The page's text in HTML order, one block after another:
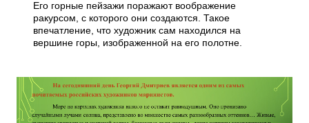
Его горные пейзажи поражают воображение
ракурсом, с которого они создаются. Такое
впечатление, что художник сам находился на
вершине горы, изображенной на его полотне.